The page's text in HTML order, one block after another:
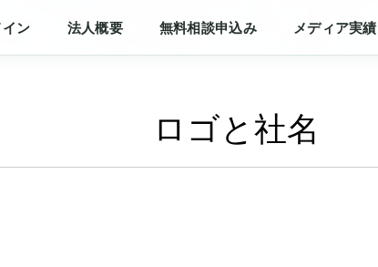
イン 法人概要 無料相談申込み メディア実績
ロゴと社名